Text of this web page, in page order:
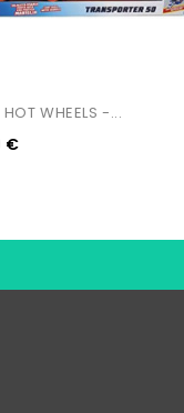
WHEELS -...
€